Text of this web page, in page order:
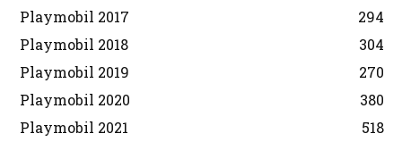
Playmobil 2017
294
Playmobil 2018
304
Playmobil 2019
270
Playmobil 2020
380
Playmobil 2021
518